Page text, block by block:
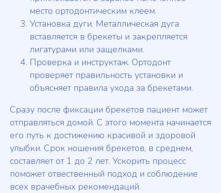
место ортодонтическим клеем.
Установка дуги. Металлическая дуга
вставляется в брекеты и закрепляется
лигатурами или защелками.
Проверка и инструктаж. Ортодонт
проверяет правильность установки и
объясняет правила ухода за брекетами.
Сразу после фиксации брекетов пациент может
отправляться домой. С этого момента начинается
его путь к достижению красивой и здоровой
улыбки. Срок ношения брекетов, в среднем,
составляет от 1 до 2 лет. Ускорить процесс
поможет отвественный подход и соблюдение
всех врачебных рекомендаций.